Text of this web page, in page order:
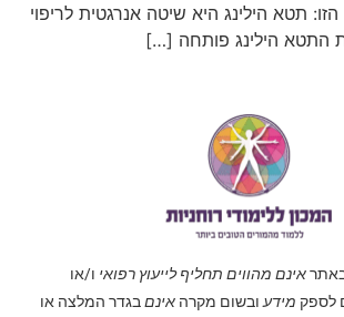
תטא הילינג היא שיטה אנרגטית לריפוי
התטא הילינג פותחה […]
אינם מהווים תחליף לייעוץ רפואי ו/או
לספק מידעובשום מקרה אינםבגדר המלצה או